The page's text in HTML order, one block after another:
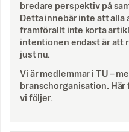
bredare perspektiv på
Detta innebär inte att alla
framförallt inte korta
intentionen endast är att
just nu.
Vi är medlemmar i TU –
branschorganisation. Här
vi följer.